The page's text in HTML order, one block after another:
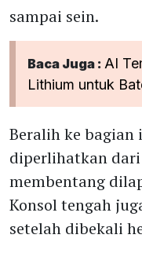
sampai sein.
Baca Juga : AI
Lithium untuk
Beralih ke bagian
diperlihatkan
membentang
Konsol tengah
setelah dibekali